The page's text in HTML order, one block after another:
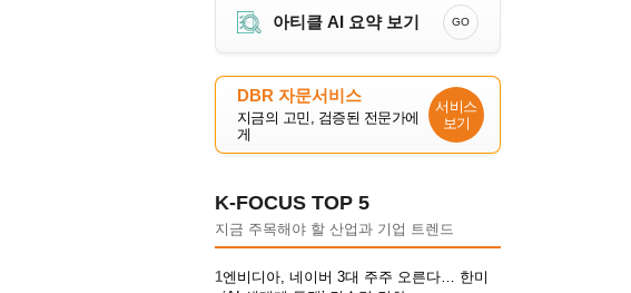
아티클 AI 요약 보기 GO
DBR 자문서비스
지금의 고민, 검증된 전문가에
게
서비스
보기
K-FOCUS TOP 5
지금 주목해야 할 산업과 기업 트렌드
1엔비디아, 네이버 3대 주주 오른다… 한미